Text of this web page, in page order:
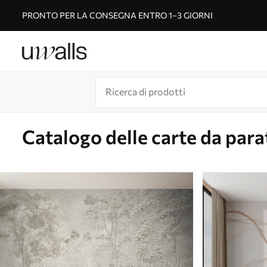
PRONTO PER LA CONSEGNA ENTRO 1–3 GIORNI
Catalogo delle carte da